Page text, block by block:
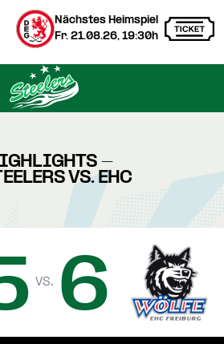
Nächstes Heimspiel
Fr. 21.08.26, 19:30h
-
VS. EHC
vs. 6